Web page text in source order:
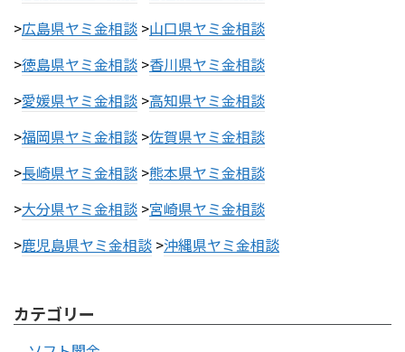
>広島県ヤミ金相談 >山口県ヤミ金相談
>徳島県ヤミ金相談 >香川県ヤミ金相談
>愛媛県ヤミ金相談 >高知県ヤミ金相談
>福岡県ヤミ金相談 >佐賀県ヤミ金相談
>長崎県ヤミ金相談 >熊本県ヤミ金相談
>大分県ヤミ金相談 >宮崎県ヤミ金相談
>鹿児島県ヤミ金相談 >沖縄県ヤミ金相談
カテゴリー